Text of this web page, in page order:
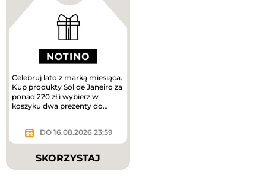
Celebruj lato z marką miesiąca.
Kup produkty Sol de Janeiro za
ponad 220 zł i wybierz w
koszyku dwa prezenty do
DO 16.08.2026 23:59
SKORZYSTAJ